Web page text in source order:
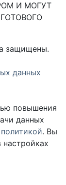
И МОГУТ
защищены.
данных
повышения
данных
политикой. Вы